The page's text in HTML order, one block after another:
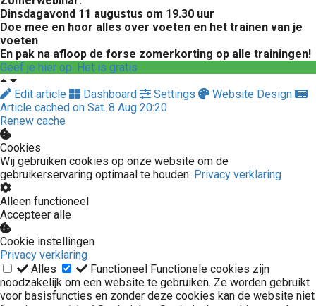
Dinsdagavond 11 augustus om 19.30 uur
Doe mee en hoor alles over voeten en het trainen van je
voeten
En pak na afloop de forse zomerkorting op alle trainingen!
Geef je hier op. Het is gratis
Edit article
Dashboard Settings
Website Design
Article cached on Sat. 8 Aug 20:20
Renew cache
Cookies
Wij gebruiken cookies op onze website om de
gebruikerservaring optimaal te houden. Privacy verklaring
Alleen functioneel
Accepteer alle
Cookie instellingen
Privacy verklaring
Alles
Functioneel Functionele cookies zijn
noodzakelijk om een website te gebruiken. Ze worden gebruikt
voor basisfuncties en zonder deze cookies kan de website niet